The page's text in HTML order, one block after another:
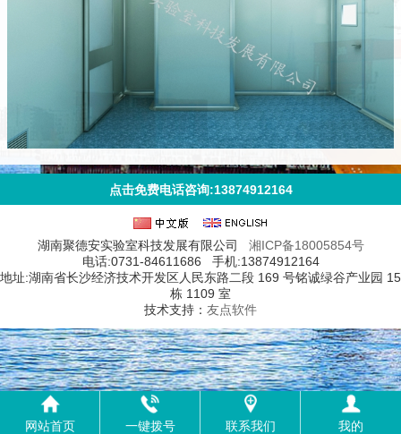
点击免费电话咨询:13874912164
湖南聚德安实验室科技发展有限公司 湘ICP备18005854号
电话:0731-84611686 手机:13874912164
地址:湖南省长沙经济技术开发区人民东路二段 169 号铭诚绿谷产业园 15
栋 1109 室
技术支持： 友点软件
网站首页 一键拨号 联系我们 我的